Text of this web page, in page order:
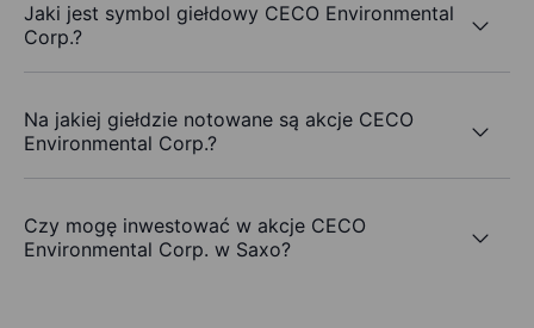
Jaki jest symbol giełdowy CECO Environmental
Corp.?
Na jakiej giełdzie notowane są akcje CECO
Environmental Corp.?
Czy mogę inwestować w akcje CECO
Environmental Corp. w Saxo?